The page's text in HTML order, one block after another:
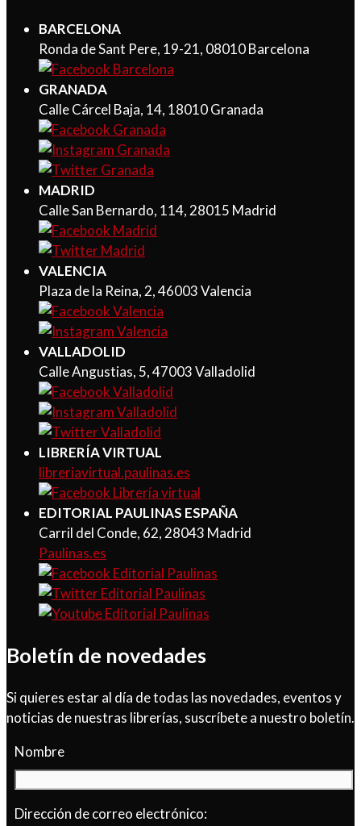
BARCELONA
Ronda de Sant Pere, 19-21, 08010 Barcelona
GRANADA
Calle Cárcel Baja, 14, 18010 Granada
MADRID
Calle San Bernardo, 114, 28015 Madrid
VALENCIA
Plaza de la Reina, 2, 46003 Valencia
VALLADOLID
Calle Angustias, 5, 47003 Valladolid
LIBRERÍA VIRTUAL
libreriavirtual.paulinas.es
EDITORIAL PAULINAS ESPAÑA
Carril del Conde, 62, 28043 Madrid
Paulinas.es
Boletín de novedades
Si quieres estar al día de todas las novedades, eventos y
noticias de nuestras librerías, suscríbete a nuestro boletín.
Nombre
Dirección de correo electrónico: